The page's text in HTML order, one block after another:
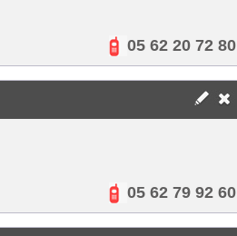
05 62 20 72 80
05 62 79 92 60